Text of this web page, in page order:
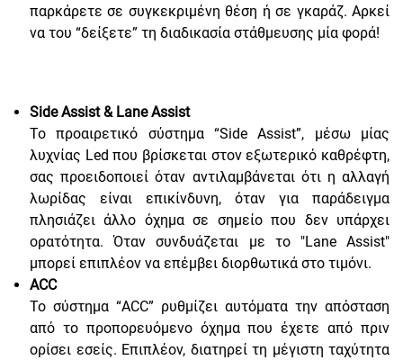
παρκάρετε σε συγκεκριμένη θέση ή σε γκαράζ. Αρκεί
να του “δείξετε” τη διαδικασία στάθμευσης μία φορά!
Side Assist & Lane Assist
Το προαιρετικό σύστημα “Side Assist”, μέσω μίας
λυχνίας Led που βρίσκεται στον εξωτερικό καθρέφτη,
σας προειδοποιεί όταν αντιλαμβάνεται ότι η αλλαγή
λωρίδας είναι επικίνδυνη, όταν για παράδειγμα
πλησιάζει άλλο όχημα σε σημείο που δεν υπάρχει
ορατότητα. Όταν συνδυάζεται με το "Lane Assist"
μπορεί επιπλέον να επέμβει διορθωτικά στο τιμόνι.⁠
ACC
Το σύστημα “ACC” ρυθμίζει αυτόματα την απόσταση
από το προπορευόμενο όχημα που έχετε από πριν
ορίσει εσείς. Επιπλέον, διατηρεί τη μέγιστη ταχύτητα